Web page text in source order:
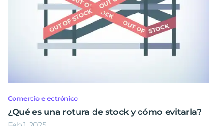
Comercio electrónico
¿Qué es una rotura de stock y cómo evitarla?